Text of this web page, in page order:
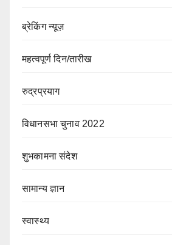
ब्रेकिंग न्यूज़
महत्वपूर्ण दिन/तारीख
रुद्रप्रयाग
विधानसभा चुनाव 2022
शुभकामना संदेश
सामान्य ज्ञान
स्वास्थ्य